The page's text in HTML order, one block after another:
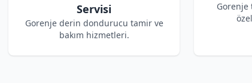
Servisi
Gorenje derin dondurucu tamir ve
bakım hizmetleri.
Gorenje